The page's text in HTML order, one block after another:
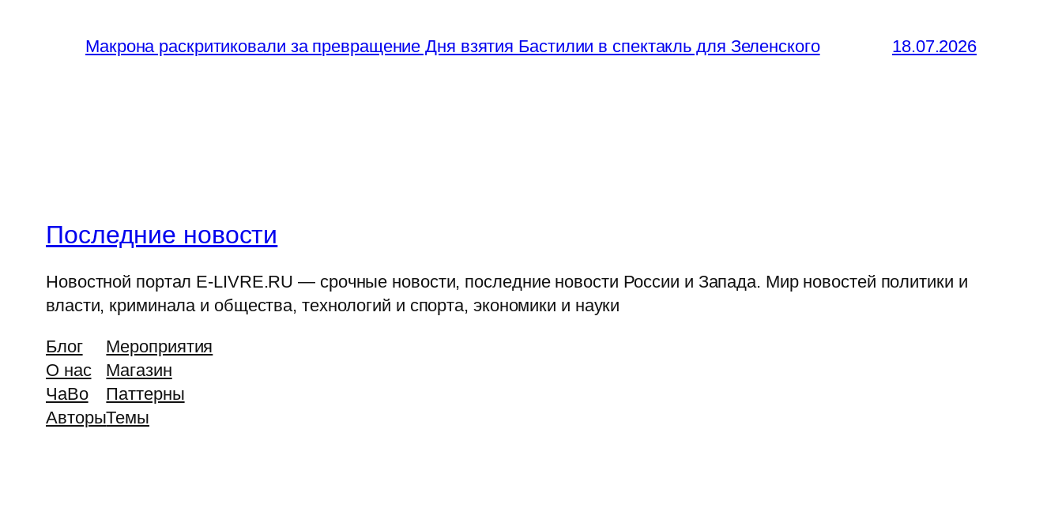
Макрона раскритиковали за превращение Дня взятия Бастилии в спектакль для Зеленского 18.07.2026
Последние новости
Новостной портал E-LIVRE.RU — срочные новости, последние новости России и Запада. Мир новостей политики и
власти, криминала и общества, технологий и спорта, экономики и науки
Блог
О нас
ЧаВо
Авторы
Мероприятия
Магазин
Паттерны
Темы